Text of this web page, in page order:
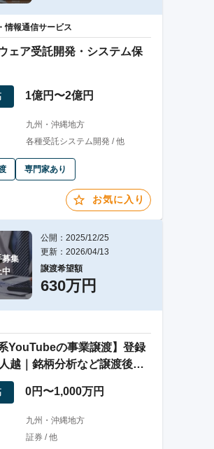
情報通信サービス
ェア受託開発・システム保
1億円〜2億円
九州・沖縄地方
各種受託システム開発 / 他
専門家あり
お気に入り
募集
中
公開：2025/12/25
更新：2026/04/13
譲渡希望額
630万円
YouTubeの事業譲渡】登録
越｜銘柄分析など譲渡後サ
0円〜1,000万円
九州・沖縄地方
証券 / 他